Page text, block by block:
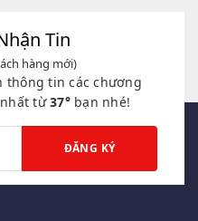
Tin
hàng mới)
thông tin các chương
nhất từ37°bạn nhé!